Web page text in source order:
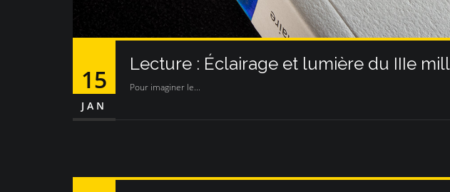
15
JAN
Lecture : Éclairage et lumière du IIIe
Pour imaginer le...